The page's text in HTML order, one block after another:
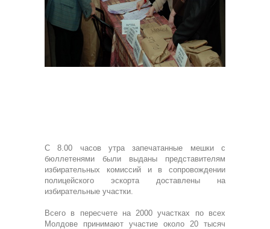
С 8.00 часов утра запечатанные мешки с
бюллетенями были выданы представителям
избирательных комиссий и в сопровождении
полицейского эскорта доставлены на
избирательные участки.
Всего в пересчете на 2000 участках по всех
Молдове принимают участие около 20 тысяч